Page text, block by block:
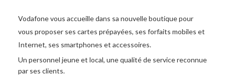
Vodafone vous accueille dans sa nouvelle boutique pour
vous proposer ses cartes prépayées, ses forfaits mobiles et
Internet, ses smartphones et accessoires.
Un personnel jeune et local, une qualité de service reconnue
par ses clients.